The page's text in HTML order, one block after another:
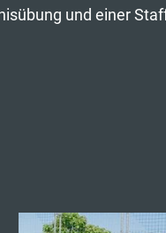
und einer